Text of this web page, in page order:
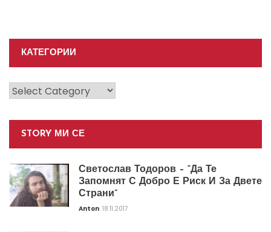
КАТЕГОРИИ
Категории
STORY МИ СЕ
Светослав Тодоров – “Да Те
Запомнят С Добро Е Риск И За Двете
Страни”
Anton 18.11.2017